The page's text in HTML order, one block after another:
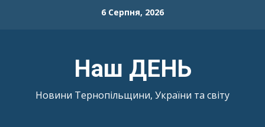
6 Серпня, 2026
Наш ДЕНЬ
Новини Тернопільщини, України та світу